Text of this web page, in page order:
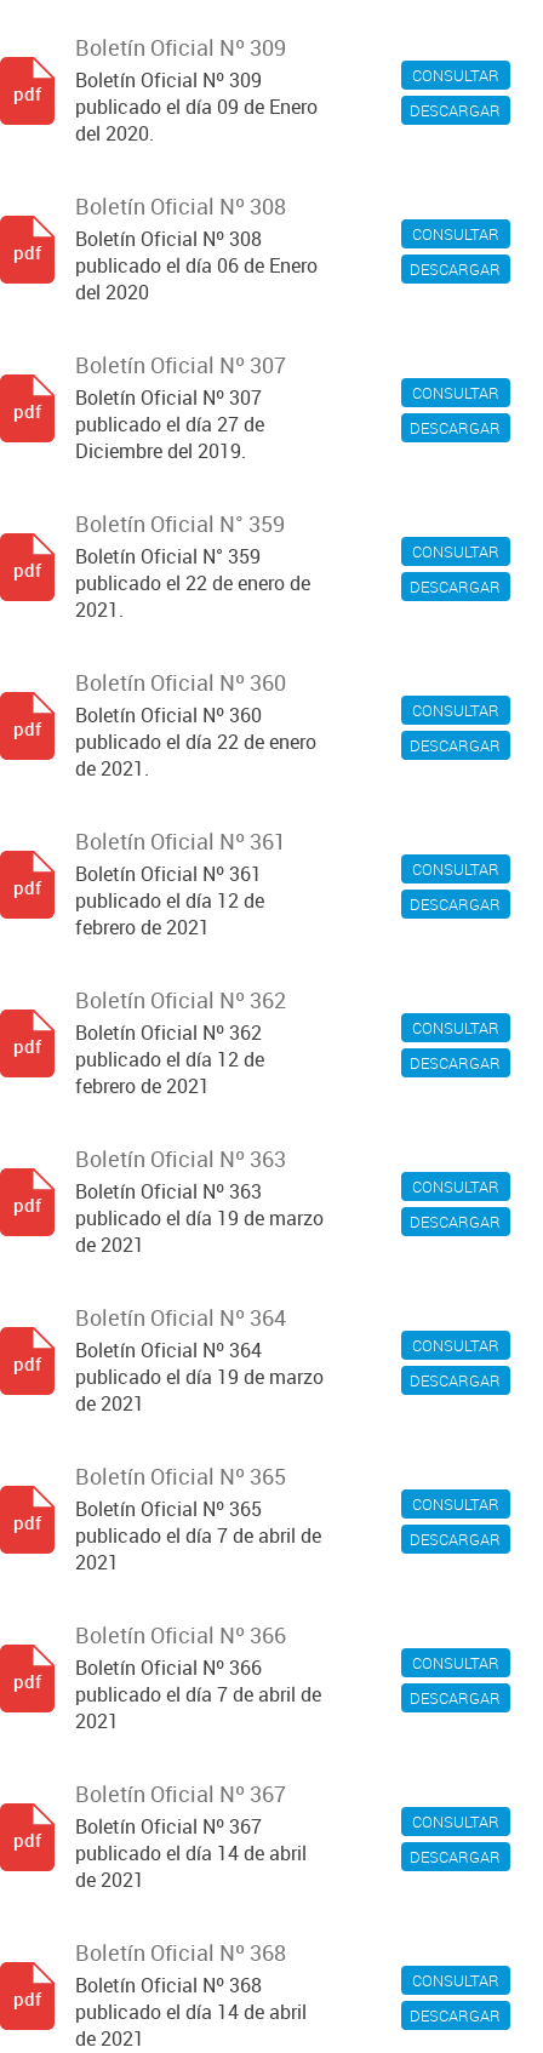
CONSULTAR
DESCARGAR
Boletín Oficial Nº 309
Boletín Oficial Nº 309
publicado el día 09 de Enero
del 2020.
pdf
CONSULTAR
DESCARGAR
Boletín Oficial Nº 308
Boletín Oficial Nº 308
publicado el día 06 de Enero
del 2020
pdf
CONSULTAR
DESCARGAR
Boletín Oficial Nº 307
Boletín Oficial Nº 307
publicado el día 27 de
Diciembre del 2019.
pdf
CONSULTAR
DESCARGAR
Boletín Oficial N° 359
Boletín Oficial N° 359
publicado el 22 de enero de
2021.
pdf
CONSULTAR
DESCARGAR
Boletín Oficial Nº 360
Boletín Oficial Nº 360
publicado el día 22 de enero
de 2021.
pdf
CONSULTAR
DESCARGAR
Boletín Oficial Nº 361
Boletín Oficial Nº 361
publicado el día 12 de
febrero de 2021
pdf
CONSULTAR
DESCARGAR
Boletín Oficial Nº 362
Boletín Oficial Nº 362
publicado el día 12 de
febrero de 2021
pdf
CONSULTAR
DESCARGAR
Boletín Oficial Nº 363
Boletín Oficial Nº 363
publicado el día 19 de marzo
de 2021
pdf
CONSULTAR
DESCARGAR
Boletín Oficial Nº 364
Boletín Oficial Nº 364
publicado el día 19 de marzo
de 2021
pdf
CONSULTAR
DESCARGAR
Boletín Oficial Nº 365
Boletín Oficial Nº 365
publicado el día 7 de abril de
2021
pdf
CONSULTAR
DESCARGAR
Boletín Oficial Nº 366
Boletín Oficial Nº 366
publicado el día 7 de abril de
2021
pdf
CONSULTAR
DESCARGAR
Boletín Oficial Nº 367
Boletín Oficial Nº 367
publicado el día 14 de abril
de 2021
pdf
CONSULTAR
DESCARGAR
Boletín Oficial Nº 368
Boletín Oficial Nº 368
publicado el día 14 de abril
de 2021
pdf